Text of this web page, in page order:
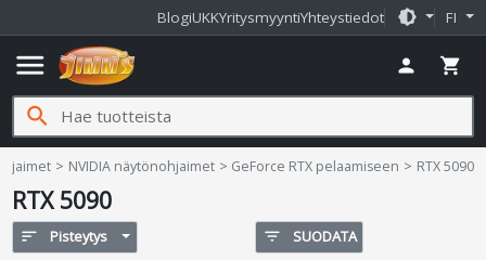
BlogiUKKYritysmyyntiYhteystiedot brightness_medium FI
menu person shopping_cart
search
NVIDIA näytönohjaimet GeForce RTX pelaamiseen RTX 5090
RTX 5090
sort Pisteytys filter_list SUODATA